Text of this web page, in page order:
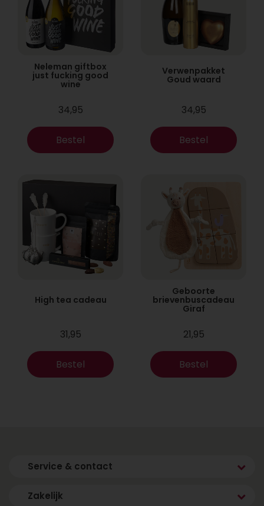
Neleman giftbox
just fucking good
wine
34,95
Bestel
Verwenpakket
Goud waard
34,95
Bestel
High tea cadeau
31,95
Bestel
Geboorte
brievenbuscadeau
Giraf
21,95
Bestel
Service & contact
Zakelijk